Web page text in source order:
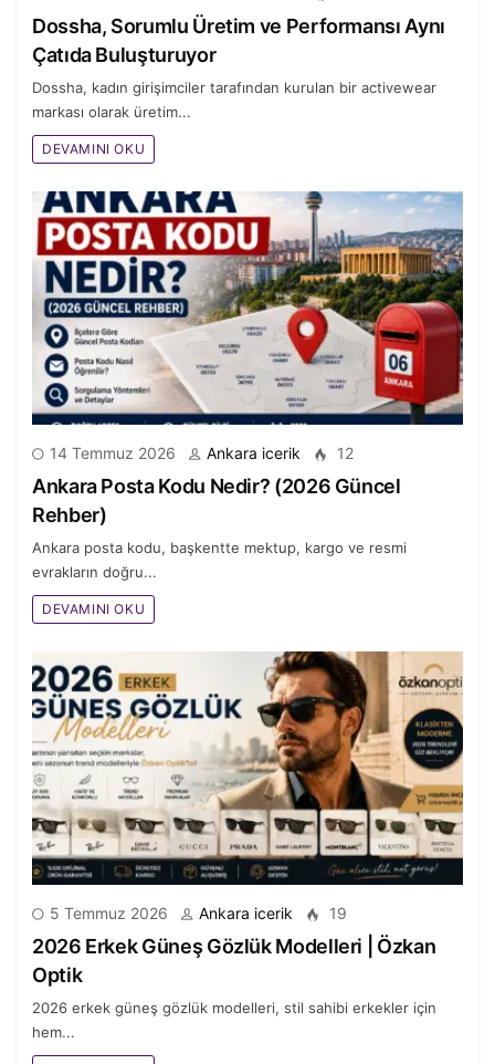
Dossha, Sorumlu Üretim ve Performansı Aynı
Çatıda Buluşturuyor
Dossha, kadın girişimciler tarafından kurulan bir activewear
markası olarak üretim...
DEVAMINI OKU
14 Temmuz 2026 Ankara icerik 12
Ankara Posta Kodu Nedir? (2026 Güncel
Rehber)
Ankara posta kodu, başkentte mektup, kargo ve resmi
evrakların doğru...
DEVAMINI OKU
5 Temmuz 2026 Ankara icerik 19
2026 Erkek Güneş Gözlük Modelleri | Özkan
Optik
2026 erkek güneş gözlük modelleri, stil sahibi erkekler için
hem...